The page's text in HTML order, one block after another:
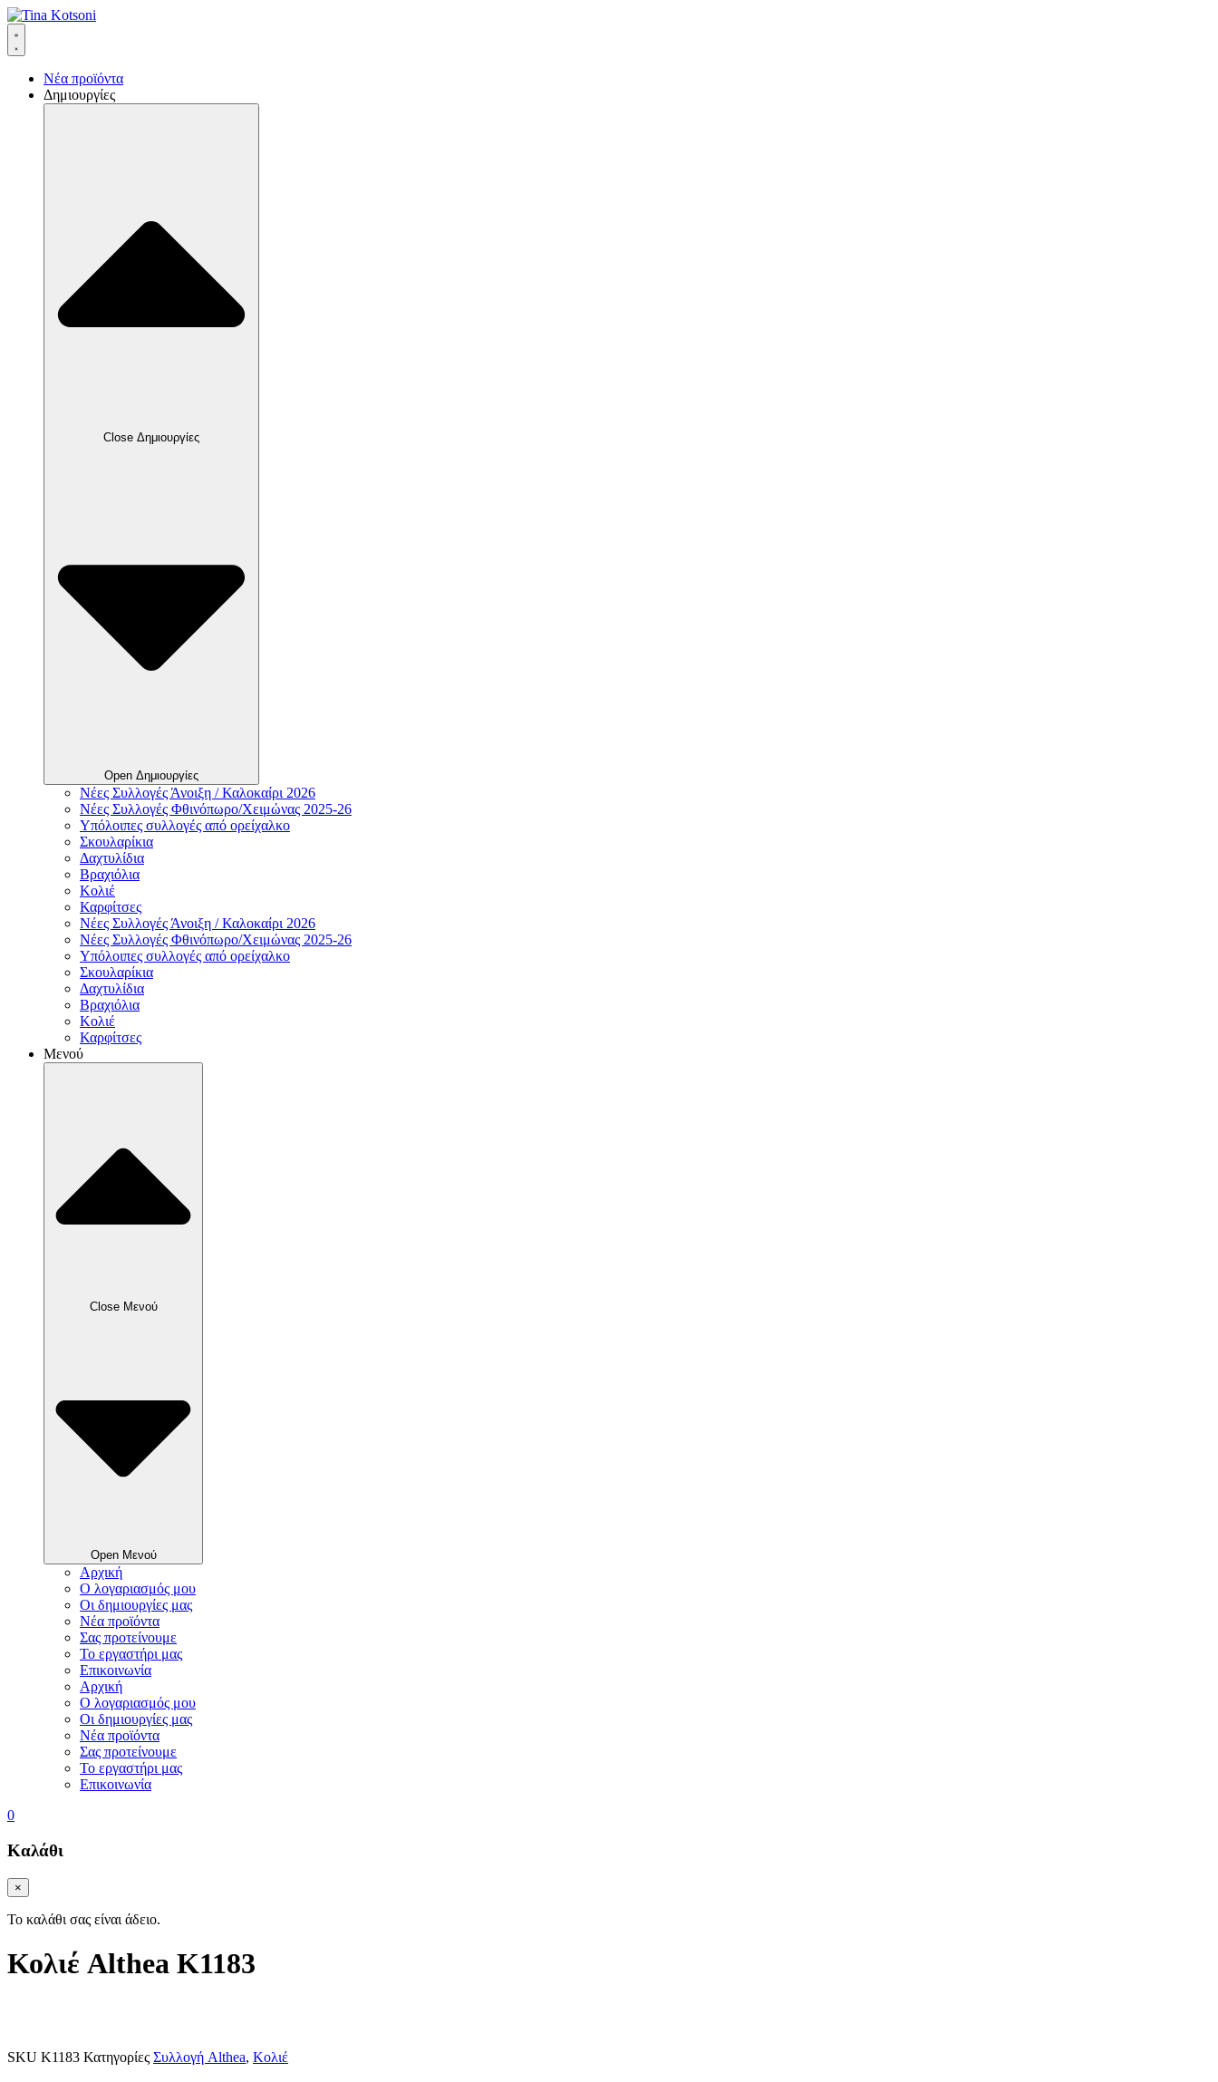
Νέα προϊόντα
Δημιουργίες
Close Δημιουργίες
Open Δημιουργίες
Νέες Συλλογές Άνοιξη / Καλοκαίρι 2026
Νέες Συλλογές Φθινόπωρο/Χειμώνας 2025-26
Υπόλοιπες συλλογές από ορείχαλκο
Σκουλαρίκια
Δαχτυλίδια
Βραχιόλια
Κολιέ
Καρφίτσες
Νέες Συλλογές Άνοιξη / Καλοκαίρι 2026
Νέες Συλλογές Φθινόπωρο/Χειμώνας 2025-26
Υπόλοιπες συλλογές από ορείχαλκο
Σκουλαρίκια
Δαχτυλίδια
Βραχιόλια
Κολιέ
Καρφίτσες
Μενού
Close Μενού
Open Μενού
Αρχική
Ο λογαριασμός μου
Οι δημιουργίες μας
Νέα προϊόντα
Σας προτείνουμε
Το εργαστήρι μας
Επικοινωνία
Αρχική
Ο λογαριασμός μου
Οι δημιουργίες μας
Νέα προϊόντα
Σας προτείνουμε
Το εργαστήρι μας
Επικοινωνία
0
Καλάθι
×
Το καλάθι σας είναι άδειο.
Κολιέ Althea K1183
SKU K1183 Κατηγορίες Συλλογή Althea, Κολιέ